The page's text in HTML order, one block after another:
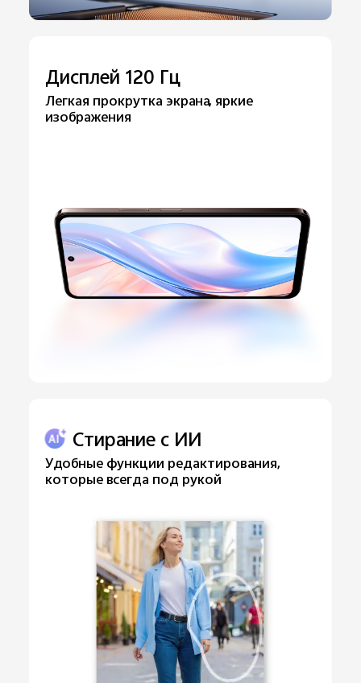
Дисплей 120 Гц
Легкая прокрутка экрана, яркие
изображения
Стирание с ИИ
Удобные функции редактирования,
которые всегда под рукой